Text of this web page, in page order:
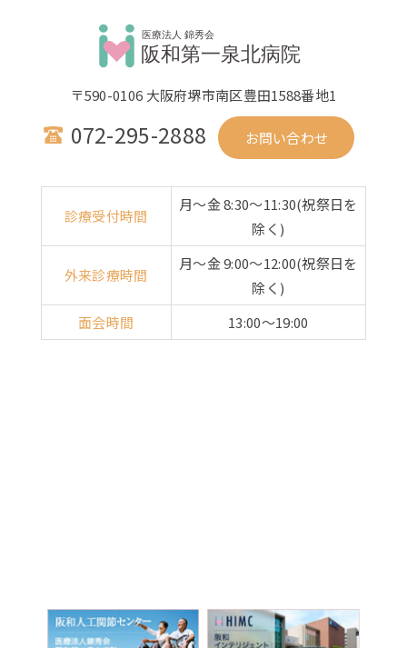
〒590-0106 大阪府堺市南区豊田1588番地1
072-295-2888 お問い合わせ
診療受付時間
月〜金 8:30〜11:30(祝祭日を
除く)
外来診療時間
月～金 9:00～12:00(祝祭日を
除く)
面会時間
13:00～19:00